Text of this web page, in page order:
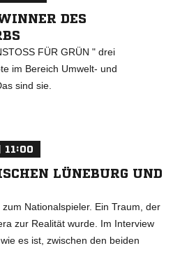
DES
FÜR GRÜN " drei
im Bereich Umwelt- und
sind sie.
11:00
LÜNEBURG UND
Nationalspieler. Ein Traum, der
zur Realität wurde. Im Interview
es ist, zwischen den beiden